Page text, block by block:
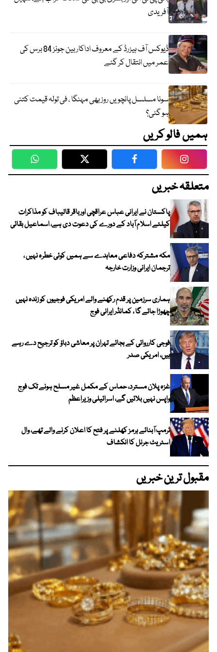
آفریدی
ڈیوکس آف ہیزرڈ کے معروف اداکار بین جونز 84 برس کی
عمر میں انتقال کر گئے
سونا مسلسل پانچویں روز بھی مہنگا ، فی تولہ قیمت کتنی
ہو گئی؟
ہمیں فالو کریں
WhatsApp Twitter Facebook
متعلقہ خبریں
پاکستان نے ایرانی عباس عراقچی اورباقر قالیباف کو مذاکرات
کیلئے اسلام آباد کے دورے کی دعوت دی ہے، اسماعیل بقائی
مکہ مشترکہ دفاعی معاہدے سے ہمیں کوئی خطرہ نہیں ،
ترجمان ایرانی وزارت خارجہ
ہماری سرزمین پر قدم رکھنے والے امریکی فوجیوں کو زندہ نہیں
چھوڑا جائے گا ، کمانڈر ایرانی فوج
فوجی کارروائی کے بجائے تہران پر معاشی دباؤ کو ترجیح دے رہے
ہیں، امریکی صدر
غزہ پلان مسترد، حماس کے مکمل غیر مسلح ہونے تک فوج
واپس نہیں بلائیں گے، اسرائیلی وزیراعظم
ٹرمپ آبنائے ہرمز کھلنے پر فتح کا اعلان کرنے والے تھے، وال
اسٹریٹ جرنل کا انکشاف
مقبول ترین خبریں